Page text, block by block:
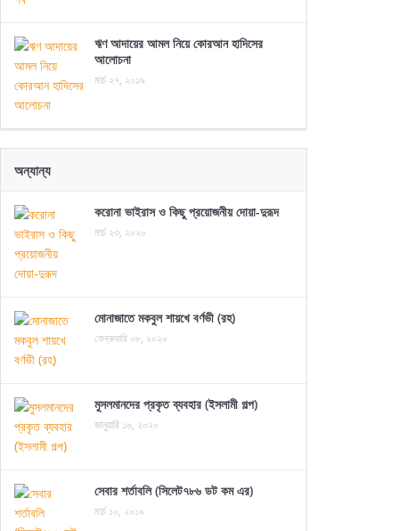
ঋণ আদায়ের আমল নিয়ে কোরআন হাদিসের
আলোচনা
মার্চ ২৭, ২০১৯
অন্যান্য
করোনা ভাইরাস ও কিছু প্রয়োজনীয় দোয়া-দুরূদ
মার্চ ২৩, ২০২০
মোনাজাতে মকবুল শায়খে বর্ণভী (রহ)
ফেব্রুয়ারি ০৮, ২০২০
মুসলমানদের প্রকৃত ব্যবহার (ইসলামী গল্প)
জানুয়ারি ১৬, ২০২০
সেবার শর্তাবলি (সিলেট৭৮৬ ডট কম এর)
মার্চ ১০, ২০১৯